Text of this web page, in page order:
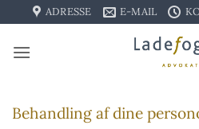
Fortsæt
til
indhold
ADRESSE E-MAIL
Behandling af dine